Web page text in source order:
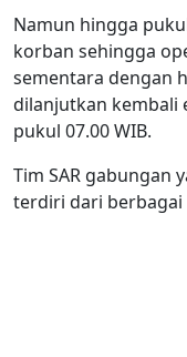
Namun hingga
korban sehingga
sementara dengan
dilanjutkan kembali
pukul 07.00 WIB.
Tim SAR gabungan
terdiri dari berbagai